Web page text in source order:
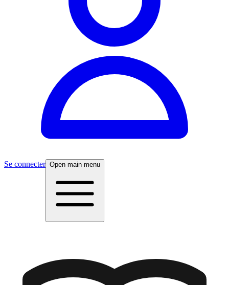
Se connecter Open main menu